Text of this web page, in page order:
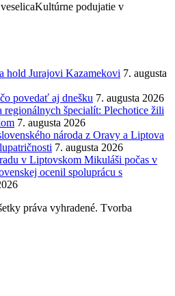
Kultúrne podujatie v
hold Jurajovi Kazamekovi 7. augusta
povedať aj dnešku 7. augusta 2026
špecialít: Plechotice žili
7. augusta 2026
národa z Oravy a Liptova
7. augusta 2026
v Liptovskom Mikuláši počas v
ocenil spoluprácu s
práva vyhradené. Tvorba